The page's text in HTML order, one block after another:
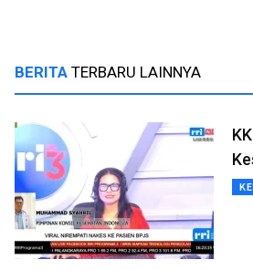
BERITA TERBARU LAINNYA